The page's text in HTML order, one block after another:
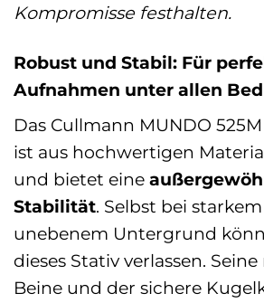
Kompromisse festhalten.
Robust und Stabil: Für
Aufnahmen unter allen
Das Cullmann MUNDO
ist aus hochwertigen
und bietet eine
Stabilität. Selbst bei
unebenem Untergrund
dieses Stativ verlassen.
Beine und der sichere